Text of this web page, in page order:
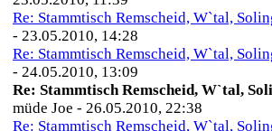
Re: Stammtisch Remscheid, W`tal,
- 23.05.2010, 14:28
Re: Stammtisch Remscheid, W`tal,
- 24.05.2010, 13:09
Re: Stammtisch Remscheid, W`tal,
müde Joe - 26.05.2010, 22:38
Re: Stammtisch Remscheid, W`tal,